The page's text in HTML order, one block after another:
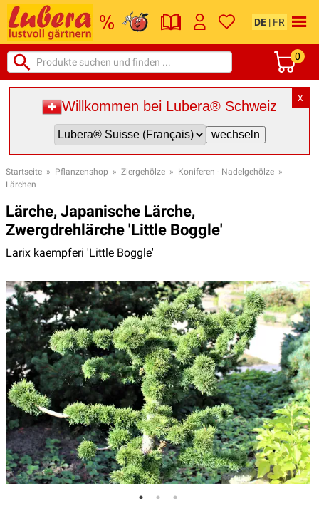
DE | FR
0
X
Willkommen bei Lubera® Schweiz
Startseite » Pflanzenshop » Ziergehölze » Koniferen - Nadelgehölze »
Lärchen
Lärche, Japanische Lärche,
Zwergdrehlärche 'Little Boggle'
Larix kaempferi 'Little Boggle'